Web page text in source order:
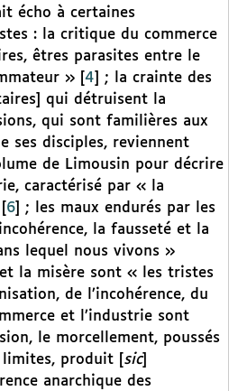
écho à certaines
: la critique du commerce
êtres parasites entre le
»
4
; la crainte des
qui détruisent la
qui sont familières aux
ses disciples, reviennent
de Limousin pour décrire
caractérisé par « la
6
; les maux endurés par les
la fausseté et la
lequel nous vivons »
la misère sont « les tristes
de l’incohérence, du
et l’industrie sont
le morcellement, poussés
produit [ sic]
anarchique des